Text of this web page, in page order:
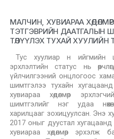
МАЛЧИН, ХУВИАРАА
ТЭТГЭВРИЙН ДААТГАЛЫН
ТӨЛҮҮЛЭХ ТУХАЙ ХУУЛИЙН
Тус хуулиар н ийгмийн
эрхлэлтийн статус нь
үйлчилгээний онцлогоос
шимтгэлээ тухайн
хувиараа хөдөлмөр
шимтгэлийг нэг удаа
харилцааг зохицуулсан. Энэ
2017 оныг дуустал
хувиараа хөдөлмөр